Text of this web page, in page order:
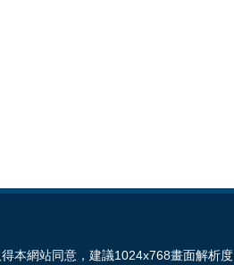
本網站同意，建議1024x768畫面解析度